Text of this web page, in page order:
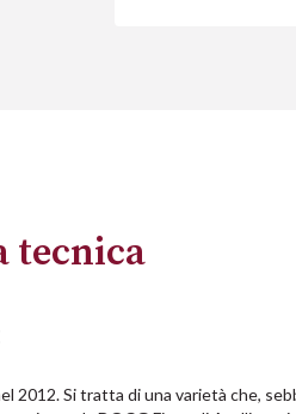
tecnica
2012. Si tratta di una varietà che,